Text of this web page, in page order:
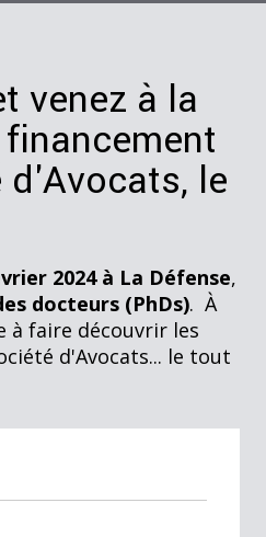
venez à la
le
2024 à La Défense,
docteurs (PhDs). À
à faire découvrir les
d'Avocats... le tout